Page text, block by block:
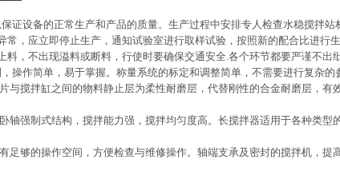
设备的正常生产和产品的质量。生产过程中安排专人检查水稳搅拌站
，应立即停止生产，通知试验室进行取样试验，按照新的配合比进行
，不出现溢料或断料，行使时要确保交通安全.各个环节都要严谨不出纰
操作简单，易于掌握。称量系统的标定和调整简单，不需要进行复杂
搅拌缸之间的物料静止层为柔性耐磨层，代替刚性的合金耐磨层，有
强制式结构，搅拌能力强，搅拌均匀度高。长搅拌器适用于各种类
够的操作空间，方便检查与维修操作。轴端支承及密封的搅拌机，